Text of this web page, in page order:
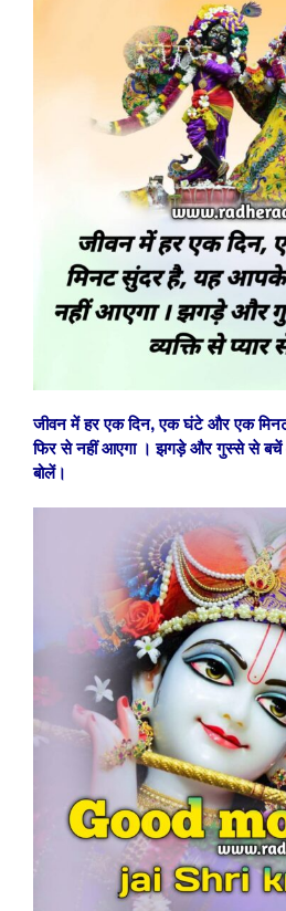
जीवन में हर एक दिन, एक घंटे और एक
फिर से नहीं आएगा । झगड़े और गुस्से से बचें
बोलें।